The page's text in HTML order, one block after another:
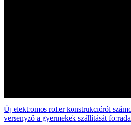
Új elektromos roller konstrukcióról
versenyző a gyermekek szállítását